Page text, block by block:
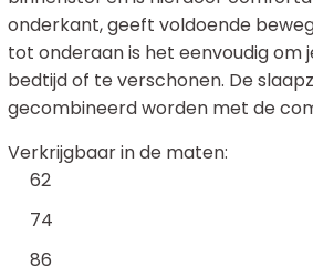
onderkant, geeft voldoende
tot onderaan is het eenvoudig om
bedtijd of te verschonen. De
gecombineerd worden met de
Verkrijgbaar in de maten:
62
74
86